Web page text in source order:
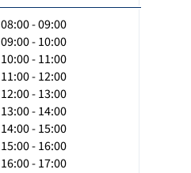
08:00 - 09:00
09:00 - 10:00
10:00 - 11:00
11:00 - 12:00
12:00 - 13:00
13:00 - 14:00
14:00 - 15:00
15:00 - 16:00
16:00 - 17:00